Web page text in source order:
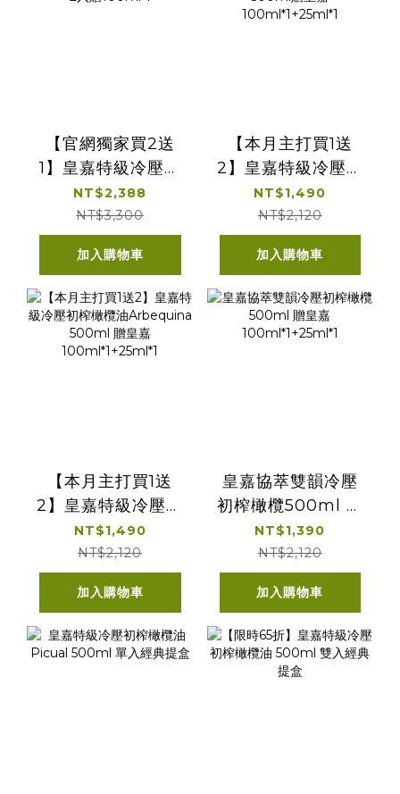
【官網獨家買2送
1】皇嘉特級冷壓初
榨橄欖油500ml任
選2入贈100ml*1
NT$2,388
NT$3,300
加入購物車
【本月主打買1送
2】皇嘉特級冷壓初
榨橄欖油Picual
500ml贈皇嘉
100ml*1+25ml*1
NT$1,490
NT$2,120
加入購物車
【本月主打買1送
2】皇嘉特級冷壓初
榨橄欖油
Arbequina
500ml 贈皇嘉
100ml*1+25ml*1
NT$1,490
NT$2,120
加入購物車
皇嘉協萃雙韻冷壓
初榨橄欖500ml 贈
皇嘉
100ml*1+25ml*1
NT$1,390
NT$2,120
加入購物車